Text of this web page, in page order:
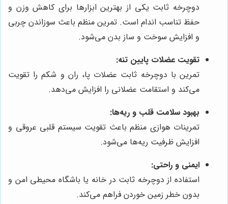
دوچرخه ثابت یکی از بهترین ابزارها برای کاهش وزن و
حفظ تناسب اندام است. تمرین منظم باعث سوزاندن چربی
و افزایش سوخت و ساز بدن می‌شود.
تقویت عضلات پایین تنه:
تمرین با دوچرخه ثابت عضلات پا، ران و شکم را تقویت
می‌کند و استقامت عضلانی را افزایش می‌دهد.
بهبود سلامت قلب و ریه‌ها:
تمرینات هوازی منظم باعث تقویت سیستم قلبی عروقی و
افزایش ظرفیت ریه‌ها می‌شود.
ایمنی و راحتی:
استفاده از دوچرخه ثابت در خانه یا باشگاه محیطی امن و
بدون خطر زمین خوردن فراهم می‌کند.